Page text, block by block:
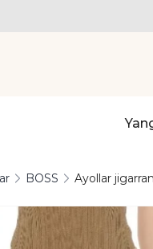
BOSS Ayollar